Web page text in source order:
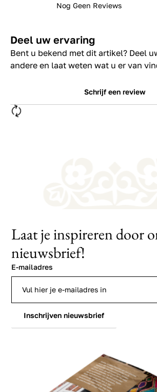
Nog Geen Reviews
Deel uw ervaring
Bent u bekend met dit artikel? Deel
andere en laat weten wat u er van
Schrijf een review
Laat je inspireren door
nieuwsbrief!
E-mailadres
Inschrijven nieuwsbrief